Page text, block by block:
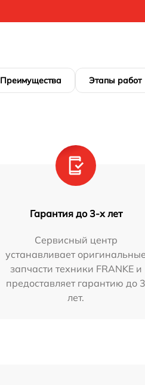
Преимущества Этапы работ
Гарантия до 3-х лет
Сервисный центр
устанавливает оригинальные
запчасти техники FRANKE и
предоставляет гарантию до 3
лет.